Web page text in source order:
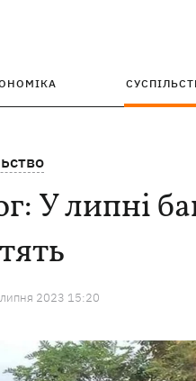
У липні
2023 15:20